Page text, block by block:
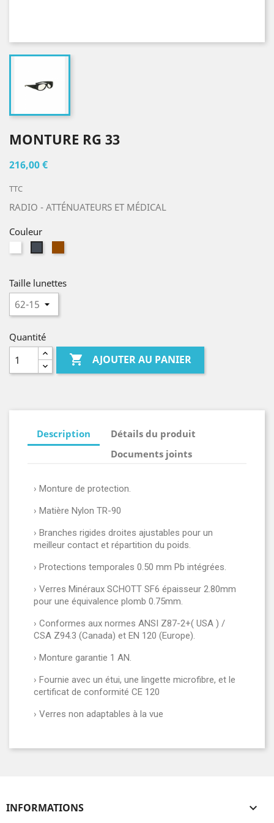
MONTURE RG 33
216,00 €
TTC
RADIO - ATTÉNUATEURS ET MÉDICAL
Couleur
Taille lunettes
Quantité
 AJOUTER AU PANIER
Description
Détails du produit
Documents joints
› Monture de protection.
› Matière Nylon TR-90
› Branches rigides droites ajustables pour un
meilleur contact et répartition du poids.
› Protections temporales 0.50 mm Pb intégrées.
› Verres Minéraux SCHOTT SF6 épaisseur 2.80mm
pour une équivalence plomb 0.75mm.
› Conformes aux normes ANSI Z87-2+( USA ) /
CSA Z94.3 (Canada) et EN 120 (Europe).
› Monture garantie 1 AN.
› Fournie avec un étui, une lingette microfibre, et le
certificat de conformité CE 120
› Verres non adaptables à la vue
INFORMATIONS 